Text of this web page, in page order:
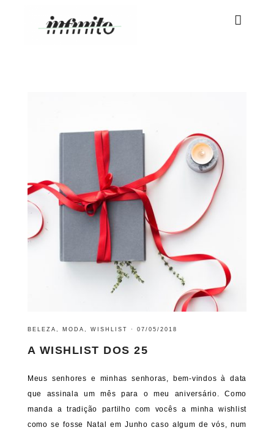
BELEZA , MODA , WISHLIST · 07/05/2018
A WISHLIST DOS 25
Meus senhores e minhas senhoras, bem-vindos à data
que assinala um mês para o meu aniversário. Como
manda a tradição partilho com vocês a minha wishlist
como se fosse Natal em Junho caso algum de vós, num